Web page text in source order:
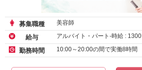
募集職種 美容師
給与 アルバイト・パート-時給 : 1300
勤務時間 10:00～20:00の間で実働8時間